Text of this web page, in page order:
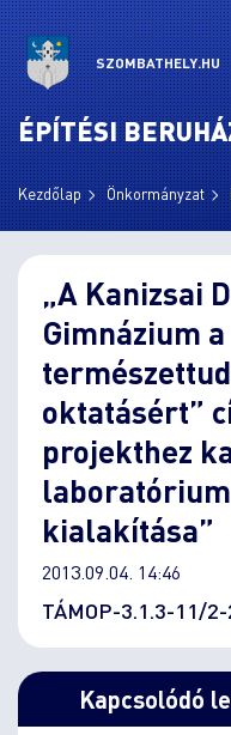
SZOMBATHELY.HU
ÉPÍTÉSI
Kezdőlap Önkormányzat
„A Kanizsai
Gimnázium a
oktatásért”
projekthez
kialakítása”
2013.09.04. 14:46
TÁMOP-3.1.3-11/
Kapcsolódó